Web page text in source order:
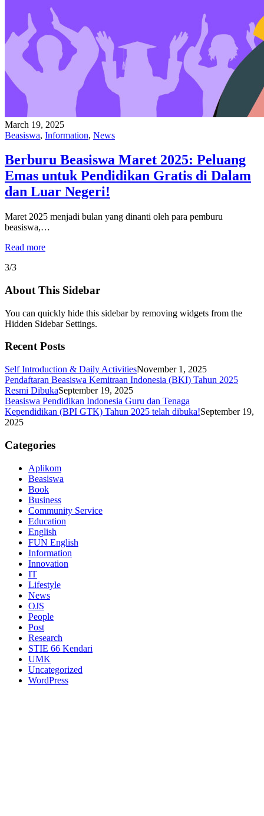
March 19, 2025
Beasiswa, Information, News
Berburu Beasiswa Maret 2025: Peluang
Emas untuk Pendidikan Gratis di Dalam
dan Luar Negeri!
Maret 2025 menjadi bulan yang dinanti oleh para pemburu
beasiswa,…
Read more
3/3
About This Sidebar
You can quickly hide this sidebar by removing widgets from the
Hidden Sidebar Settings.
Recent Posts
Self Introduction & Daily ActivitiesNovember 1, 2025
Pendaftaran Beasiswa Kemitraan Indonesia (BKI) Tahun 2025
Resmi DibukaSeptember 19, 2025
Beasiswa Pendidikan Indonesia Guru dan Tenaga
Kependidikan (BPI GTK) Tahun 2025 telah dibuka!September 19,
2025
Categories
Aplikom
Beasiswa
Book
Business
Community Service
Education
English
FUN English
Information
Innovation
IT
Lifestyle
News
OJS
People
Post
Research
STIE 66 Kendari
UMK
Uncategorized
WordPress